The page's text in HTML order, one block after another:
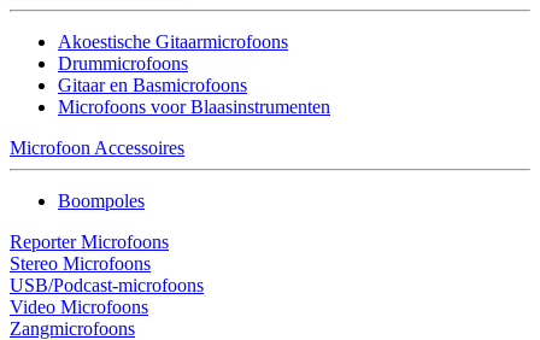
Akoestische Gitaarmicrofoons
Drummicrofoons
Gitaar en Basmicrofoons
Microfoons voor Blaasinstrumenten
Microfoon Accessoires
Boompoles
Reporter Microfoons
Stereo Microfoons
USB/Podcast-microfoons
Video Microfoons
Zangmicrofoons